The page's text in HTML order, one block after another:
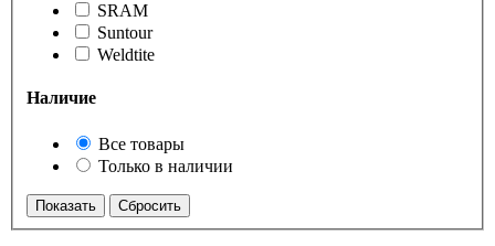
SRAM
Suntour
Weldtite
Наличие
Все товары
Только в наличии